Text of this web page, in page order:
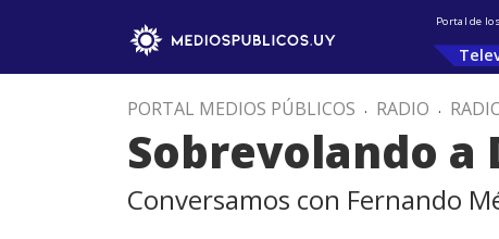
Portal de
PORTAL MEDIOS PÚBLICOS . RADIO .
Sobrevolando a
Conversamos con Fernando